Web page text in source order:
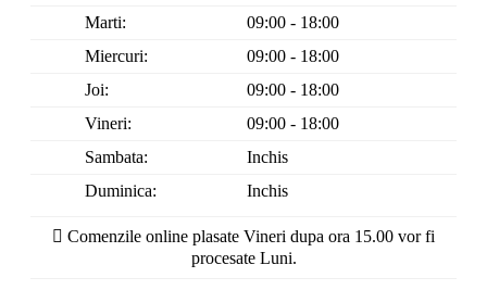
Marti:
09:00 - 18:00
Miercuri:
09:00 - 18:00
Joi:
09:00 - 18:00
Vineri:
09:00 - 18:00
Sambata:
Inchis
Duminica:
Inchis
Comenzile online plasate Vineri dupa ora 15.00 vor fi
procesate Luni.